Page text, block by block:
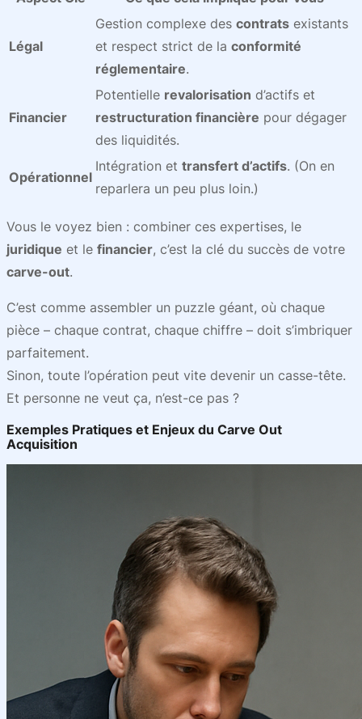
Légal
Gestion complexe des contrats existants
et respect strict de la conformité
réglementaire.
Financier
Potentielle revalorisation d’actifs et
restructuration financière pour dégager
des liquidités.
Opérationnel
Intégration et transfert d’actifs. (On en
reparlera un peu plus loin.)
Vous le voyez bien : combiner ces expertises, le
juridique et le financier, c’est la clé du succès de votre
carve-out.
C’est comme assembler un puzzle géant, où chaque
pièce – chaque contrat, chaque chiffre – doit s’imbriquer
parfaitement.
Sinon, toute l’opération peut vite devenir un casse-tête.
Et personne ne veut ça, n’est-ce pas ?
Exemples Pratiques et Enjeux du Carve Out
Acquisition